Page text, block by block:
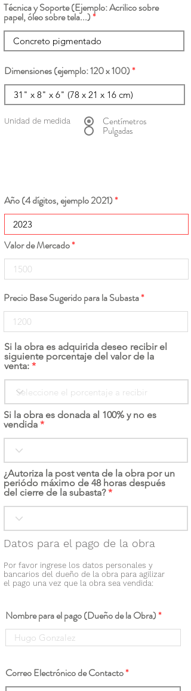
Técnica y Soporte (Ejemplo: Acrilico sobre
papel, óleo sobre tela...)
Dimensiones (ejemplo: 120 x 100)
Unidad de medida Centímetros
Pulgadas
Año (4 dígitos, ejemplo 2021)
Valor de Mercado
Precio Base Sugerido para la Subasta
Si la obra es adquirida deseo recibir el
siguiente porcentaje del valor de la
venta:
Si la obra es donada al 100% y no es
vendida
¿Autoriza la post venta de la obra por un
periódo máximo de 48 horas después
del cierre de la subasta?
Datos para el pago de la obra
Por favor ingrese los datos personales y
bancarios del dueño de la obra para agilizar
el pago una vez que la obra sea vendida:
Nombre para el pago (Dueño de la Obra)
Correo Electrónico de Contacto